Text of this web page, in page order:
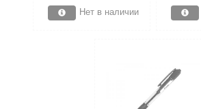
Нет в наличии